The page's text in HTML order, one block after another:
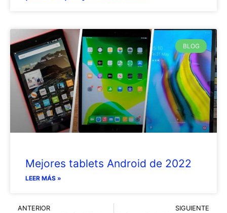
BLOG
Mejores tablets Android de 2022
LEER MÁS »
ANTERIOR SIGUIENTE